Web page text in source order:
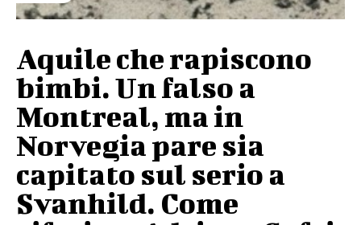
Aquile che rapiscono
bimbi. Un falso a
Montreal, ma in
Norvegia pare sia
capitato sul serio a
Svanhild. Come